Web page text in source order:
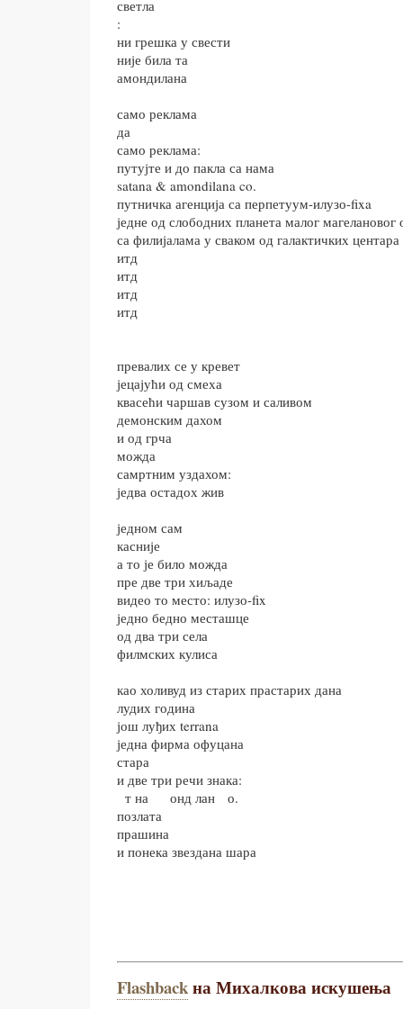
светла
:
ни грешка у свести
није била та
амондилана
само реклама
да
само реклама:
путујте и до пакла са нама
satana & amondilana co.
путничка агенција са перпетуум-илузо-fixa
једне од слободних планета малог магелановог
са филијалама у сваком од галактичких центара
итд
итд
итд
итд
превалих се у кревет
јецајући од смеха
квасећи чаршав сузом и саливом
демонским дахом
и од грча
можда
самртним уздахом:
једва остадох жив
једном сам
касније
а то је било можда
пре две три хиљаде
видео то место: илузо-fix
једно бедно месташце
од два три села
филмских кулиса
као холивуд из старих прастарих дана
лудих година
још луђих terrana
једна фирма офуцана
стара
и две три речи знака:
т на онд лан о.
позлата
прашина
и понека звездана шара
Flashbackна Михалкова искушења